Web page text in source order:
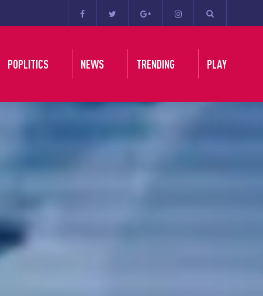
POPLITICS NEWS TRENDING PLAY